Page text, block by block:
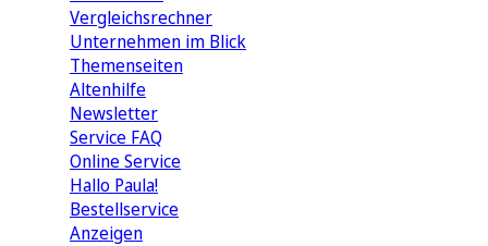
Vergleichsrechner
Unternehmen im Blick
Themenseiten
Altenhilfe
Newsletter
Service FAQ
Online Service
Hallo Paula!
Bestellservice
Anzeigen